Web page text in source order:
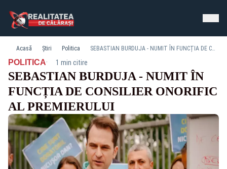
Acasă Știri Politica SEBASTIAN BURDUJA - NUMIT ÎN FUNCȚIA DE CONSILIER ONORIFIC AL PREMIERULUI
POLITICA· 1 min citire
SEBASTIAN BURDUJA - NUMIT ÎN
FUNCȚIA DE CONSILIER ONORIFIC
AL PREMIERULUI